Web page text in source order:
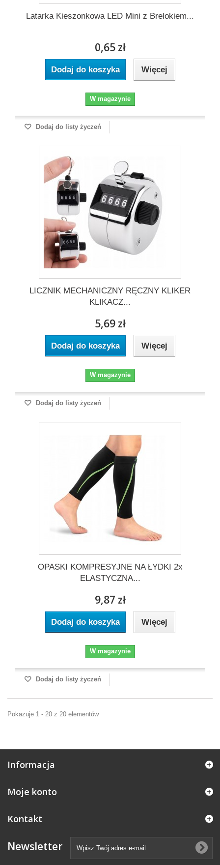
Latarka Kieszonkowa LED Mini z Brelokiem...
0,65 zł
Dodaj do koszyka Więcej
W magazynie
Dodaj do listy życzeń
LICZNIK MECHANICZNY RĘCZNY KLIKER
KLIKACZ...
5,69 zł
Dodaj do koszyka Więcej
W magazynie
Dodaj do listy życzeń
OPASKI KOMPRESYJNE NA ŁYDKI 2x
ELASTYCZNA...
9,87 zł
Dodaj do koszyka Więcej
W magazynie
Dodaj do listy życzeń
Pokazuje 1 - 20 z 20 elementów
Informacja
Moje konto
Kontakt
Newsletter